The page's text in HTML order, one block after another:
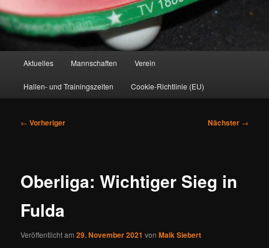
Aktuelles Mannschaften Verein
Hallen- und Trainingszeiten Cookie-Richtlinie (EU)
Beitragsnavigation
← Vorheriger Nächster →
Oberliga: Wichtiger Sieg in
Fulda
Veröffentlicht am29. November 2021 vonMaik Siebert